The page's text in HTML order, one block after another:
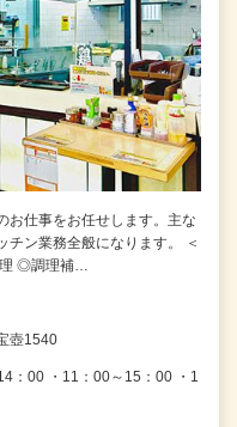
お仕事をお任せします。主な
チン業務全般になります。 ＜
◎調理補…
壺1540
：00 ・11：00～15：00 ・1